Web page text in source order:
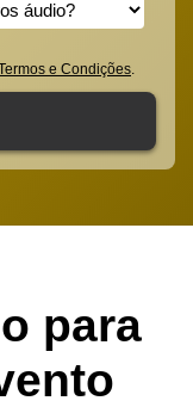
e Condições
para